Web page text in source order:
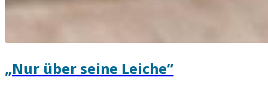
„Nur über seine Leiche“